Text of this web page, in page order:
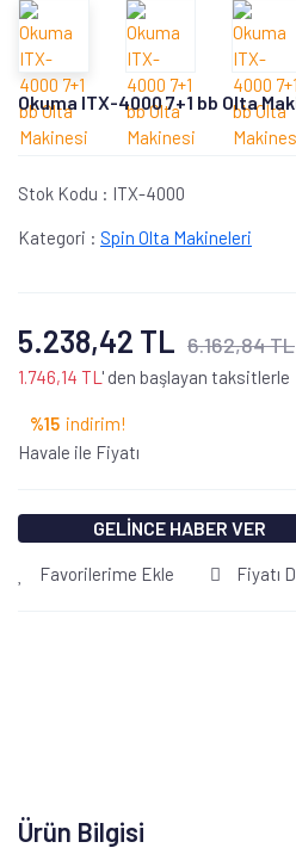
Okuma ITX-4000 7+1 bb Olta
Stok Kodu : ITX-4000
Kategori : Spin Olta Makineleri
5.238,42 TL 6.162,84 TL
1.746,14 TL ' den başlayan taksitlerle
%15 indirim!
Havale ile Fiyatı
GELİNCE HABER VER
Favorilerime Ekle Fiyatı
Ürün Bilgisi